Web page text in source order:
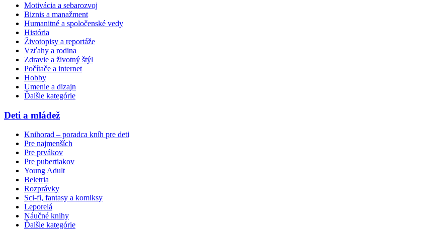
Motivácia a sebarozvoj
Biznis a manažment
Humanitné a spoločenské vedy
História
Životopisy a reportáže
Vzťahy a rodina
Zdravie a životný štýl
Počítače a internet
Hobby
Umenie a dizajn
Ďalšie kategórie
Deti a mládež
Knihorad – poradca kníh pre deti
Pre najmenších
Pre prvákov
Pre pubertiakov
Young Adult
Beletria
Rozprávky
Sci-fi, fantasy a komiksy
Leporelá
Náučné knihy
Ďalšie kategórie